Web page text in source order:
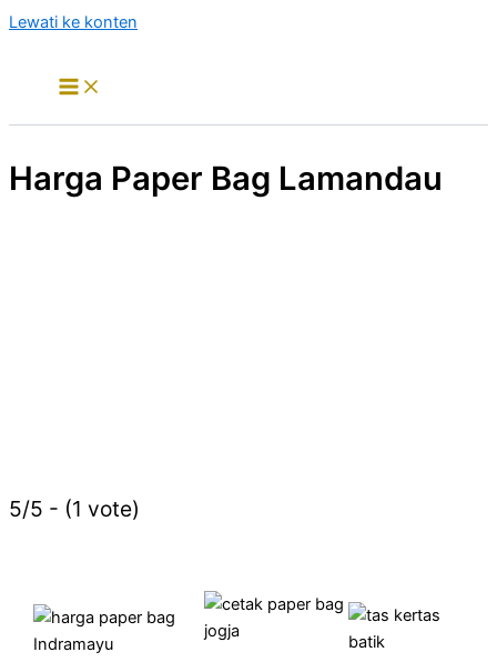
Lewati ke konten
Harga Paper Bag Lamandau
5/5 - (1 vote)